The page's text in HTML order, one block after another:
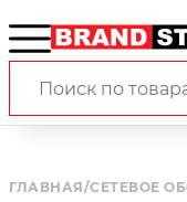
ГЛАВНАЯ/СЕТЕВОЕ